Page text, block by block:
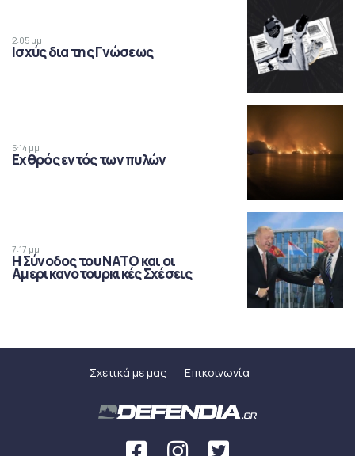
2:05 μμ
Ισχύς δια της Γνώσεως
5:14 μμ
Εχθρός εντός των πυλών
7:17 μμ
Η Σύνοδος του ΝΑΤΟ και οι
Αμερικανοτουρκικές Σχέσεις
Σχετικά με μας Επικοινωνία